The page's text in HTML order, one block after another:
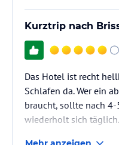
Kurztrip nach
Das Hotel ist recht
Schlafen da. Wer ein
braucht, sollte nach 4-
wiederholt sich